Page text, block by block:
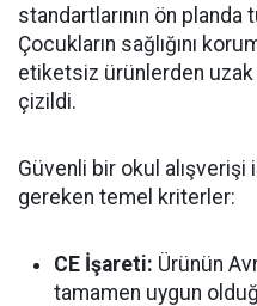
standartlarının ön
Çocukların sağlığını
etiketsiz ürünlerden uzak
çizildi.
Güvenli bir okul
gereken temel kriterler:
CE İşareti: Ürünün
tamamen uygun